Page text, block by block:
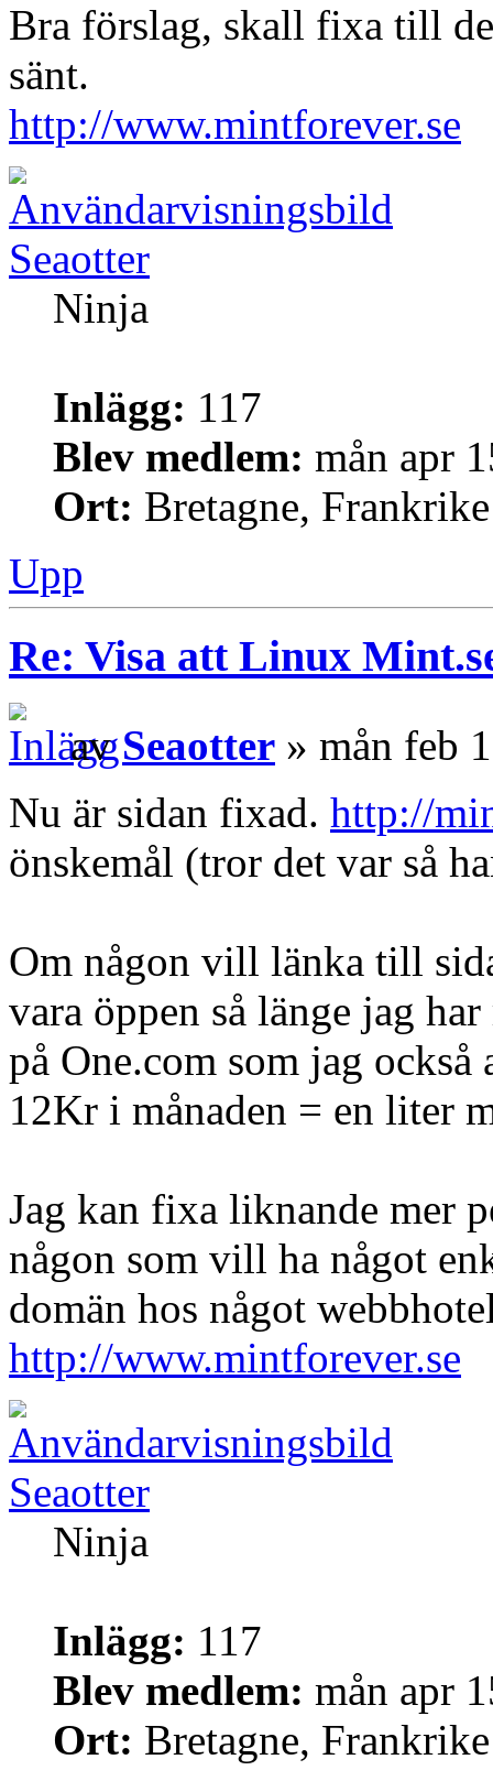
Bra förslag, skall fixa till
sänt.
http://www.mintforever.se
Seaotter
Ninja
Inlägg: 117
Blev medlem: mån apr
Ort: Bretagne, Frankrike
Upp
Re: Visa att Linux
avSeaotter » mån feb
Nu är sidan fixad. http://
önskemål (tror det var så
Om någon vill länka till
vara öppen så länge jag
på One.com som jag
12Kr i månaden = en liter
Jag kan fixa liknande mer
någon som vill ha något
domän hos något
http://www.mintforever.se
Seaotter
Ninja
Inlägg: 117
Blev medlem: mån apr
Ort: Bretagne, Frankrike